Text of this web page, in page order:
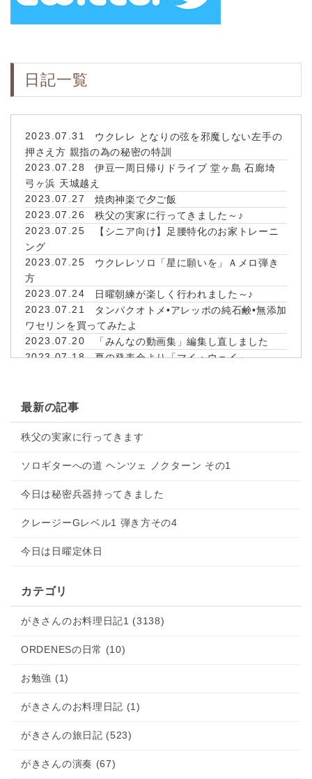
日記一覧
2023.07.31
ウクレレ となりの弦を邪魔しない左手の
押さえ方 親指の為の秘密の特訓
2023.07.28
伊豆一周日帰りドライブ 堂ヶ島 石廊埼
弓ヶ浜 天城越え
2023.07.27
焼肉神楽で夕ご飯
2023.07.26
秩父の実家に行ってきました～♪
2023.07.25
【シニア向け】足腰特化のお家トレーニ
ング
2023.07.25
ウクレレソロ「星に願いを」Ａメロ弾き
方
2023.07.24
日曜朝練が楽しく行われました～♪
2023.07.21
タンパクオトメ•アレッポの純石鹸•無添加
ワセリンを買ってみたよ
2023.07.20
「みんなの動画集」編集し直しました
2023.07.18
夏の発表会より「マイ・ウェイ」
水の郷大吊り橋、インクライン
2023.07.10
湘南ひらつか七夕まつりに行ってきた
2023.07.09
夏の発表会より「フラガール」Jake
レ・歌の教室
マロープウェイ
2023.07.07
富岳風穴 鳴沢氷穴 河口湖 富士山パノラ
ン」Hanalei Moon 弾き方解説 ORDENESギター・ウク
2023.07.04
日本海フィッシャーマンズケープ 星峠の
2023.07.04
ツマグロヒョウモンの幼虫が…
2023.07.03
加 ORDENESギター・ウクレレ・歌の教室
最新の記事
秩父の実家に行ってきます
ソロギターへの道 ヘンツェ ノクターン その1
今日は秘密兵器持ってきました
クレージーGレベル1 弾き方その4
今日は日曜定休日
カテゴリ
がきさんのお料理日記1 (3138)
ORDENESの日常 (10)
お勉強 (1)
がきさんのお料理日記 (1)
がきさんの旅日記 (523)
がきさんの演奏 (67)